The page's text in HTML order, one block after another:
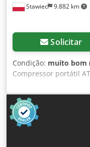
Stawiec 9.882 km
Solicitar
Condição: muito bom
Compressor portátil
pós-resfriador após
Djdpfx Aex Iffhjg Ejck
de trabalho: 12 bar;
MERCEDES MTU;
Compressor